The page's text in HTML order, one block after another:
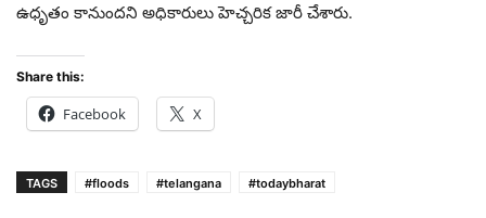
ఉధృతం కానుందని అధికారులు హెచ్చరిక జారీ చేశారు.
Share this:
Facebook X
TAGS #floods #telangana #todaybharat